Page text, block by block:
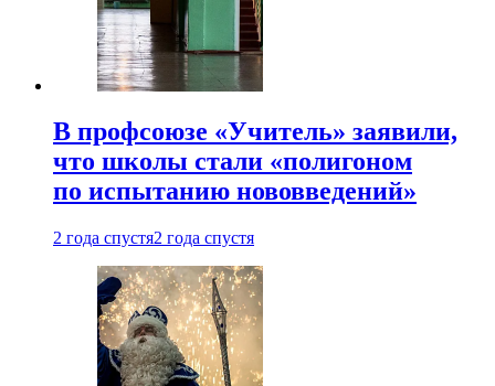
В профсоюзе «Учитель» заявили,
что школы стали «полигоном
по испытанию нововведений»
2 года спустя2 года спустя